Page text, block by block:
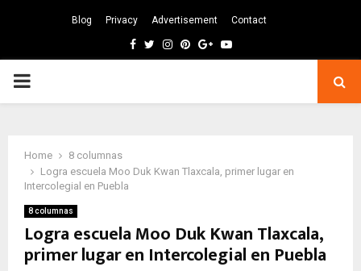
Blog Privacy Advertisement Contact
Facebook
TwitterInstagram
Pinterest
GoogleYoutube
PRIMARY
Home
8 columnas
Logra escuela Moo Duk Kwan Tlaxcala, primer lugar en
Intercolegial en Puebla
8 columnas
Logra escuela Moo Duk Kwan Tlaxcala,
primer lugar en Intercolegial en Puebla